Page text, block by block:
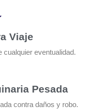
Viaje
cualquier eventualidad.
Pesada
contra daños y robo.